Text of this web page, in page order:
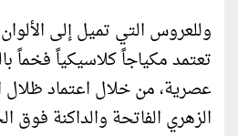
وللعروس التي تميل إلى
تعتمد مكياجاً كلاسيكياً فخماً
عصرية، من خلال اعتماد ظلال
الزهري الفاتحة والداكنة فوق